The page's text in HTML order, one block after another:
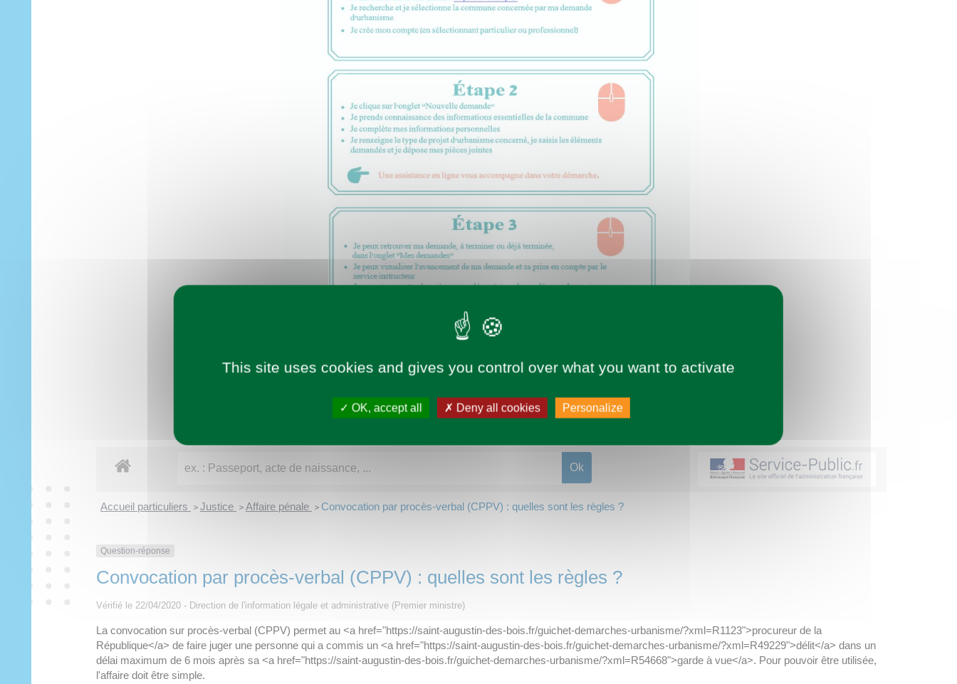
Découvrir
Municipalité
À tout âge
Vie pratique
Loisirs
Imaginer demain
Accueil particuliers > Justice > Affaire pénale > Convocation par procès-verbal (CPPV) : quelles sont les règles ?
Question-réponse
Convocation par procès-verbal (CPPV) : quelles sont les règles ?
Vérifié le 22/04/2020 - Direction de l'information légale et administrative (Premier ministre)
La convocation sur procès-verbal (CPPV) permet au <a href="https://saint-augustin-des-bois.fr/guichet-demarches-urbanisme/?xml=R1123">procureur de la
République</a> de faire juger une personne qui a commis un <a href="https://saint-augustin-des-bois.fr/guichet-demarches-urbanisme/?xml=R49229">délit</a> dans un
délai maximum de 6 mois après sa <a href="https://saint-augustin-des-bois.fr/guichet-demarches-urbanisme/?xml=R54668">garde à vue</a>. Pour pouvoir être utilisée,
l'affaire doit être simple.
This site uses cookies and gives you control over what you want to activate
OK, accept all Deny all cookies Personalize